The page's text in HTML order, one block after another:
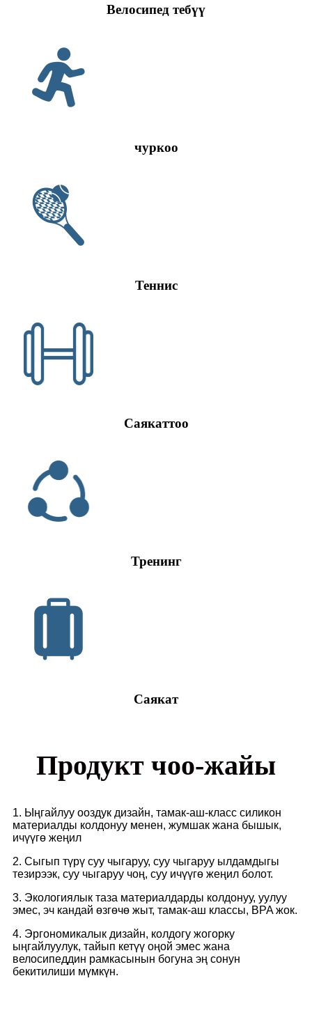
Велосипед тебүү
чуркоо
Теннис
Саякаттоо
Тренинг
Саякат
Продукт чоо-жайы
1. Ыңгайлуу ооздук дизайн, тамак-аш-класс силикон
материалды колдонуу менен, жумшак жана бышык,
ичүүгө жеңил
2. Сыгып түрү суу чыгаруу, суу чыгаруу ылдамдыгы
тезирээк, суу чыгаруу чоң, суу ичүүгө жеңил болот.
3. Экологиялык таза материалдарды колдонуу, уулуу
эмес, эч кандай өзгөчө жыт, тамак-аш классы, BPA жок.
4. Эргономикалык дизайн, колдогу жогорку
ыңгайлуулук, тайып кетүү оңой эмес жана
велосипеддин рамкасынын богуна эң сонун
бекитилиши мүмкүн.